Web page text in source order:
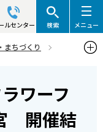
ルセンター 検索 メニュー
まちづくり
開催結果
ワーフ
開催結